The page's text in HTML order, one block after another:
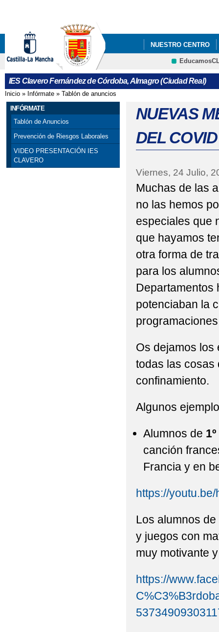
NUESTRO CENTRO
ENSEÑANZAS
INFORMACIÓN
VISITA DE LAS
IES Clavero Fernández de Córdoba, Almagro (Ciudad Real)
Se encuentra usted aquí
Inicio » Infórmate » Tablón de anuncios
INFÓRMATE
Tablón de Anuncios
Prevención de Riesgos Laborales
VIDEO PRESENTACIÓN IES
CLAVERO
NUEVAS
DEL COVID
Viernes, 24 Julio,
Muchas de las
no las hemos
especiales que
que hayamos
otra forma de
para los
Departamentos
potenciaban la
Os dejamos los
todas las cosas
confinamiento.
Algunos
Alumnos de
canción
Francia y en
https://
Los alumnos
y juegos con
muy motivante
https://